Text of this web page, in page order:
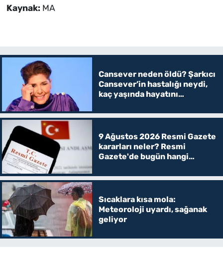
Kaynak: MA
Cansever neden öldü? Şarkıcı
Cansever’in hastalığı neydi,
kaç yaşında hayatını
9 Ağustos 2026 Resmi Gazete
kararları neler? Resmi
Gazete'de bugün hangi
affı var mı?
Sıcaklara kısa mola:
Meteoroloji uyardı, sağanak
geliyor